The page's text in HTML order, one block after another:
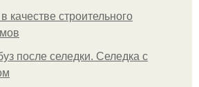
качестве строительного
после селедки. Селедка с